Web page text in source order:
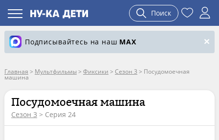
Поиск
Подписывайтесь на наш MAX
Главная > Мультфильмы > Фиксики > Сезон 3 > Посудомоечная
машина
Посудомоечная машина
Сезон 3 > Серия 24